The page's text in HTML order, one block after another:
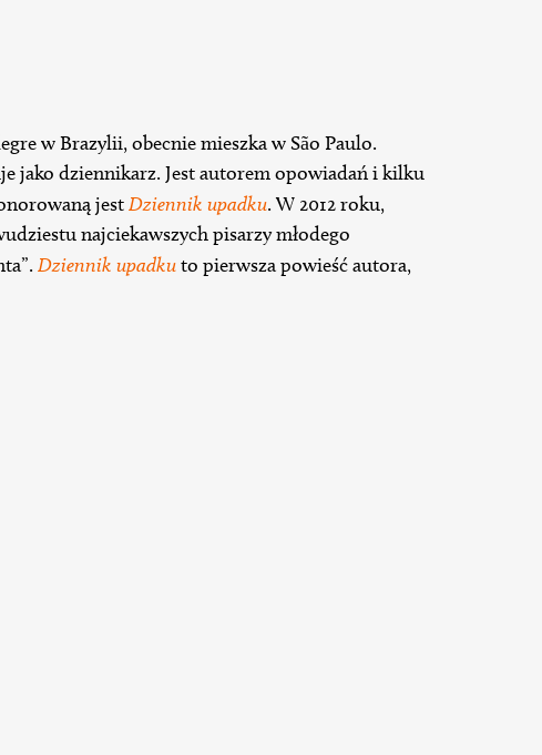
w Brazylii, obecnie mieszka w São Paulo.
jako dziennikarz. Jest autorem opowiadań i kilku
jestDziennik upadku. W 2012 roku,
najciekawszych pisarzy młodego
Dziennik upadkuto pierwsza powieść autora,